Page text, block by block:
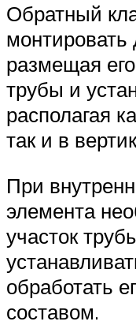
Обратный
размещая
трубы и
располагая
так и в
При
элемента
участок
обработать
составом.